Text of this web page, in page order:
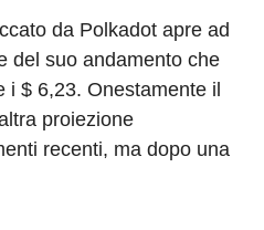
da Polkadot apre ad
del suo andamento che
$ 6,23. Onestamente il
proiezione
recenti, ma dopo una